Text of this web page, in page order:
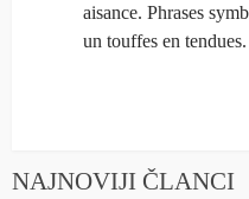
aisance. Phrases
un touffes en tendues.
NAJNOVIJI ČLANCI